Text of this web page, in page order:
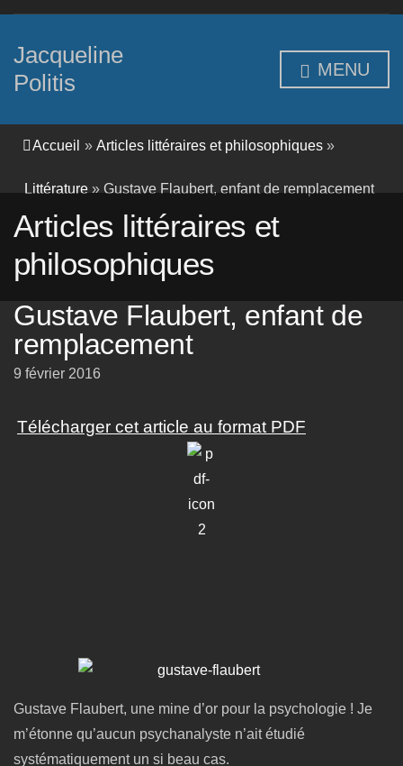
Jacqueline
Politis
MENU
Accueil » Articles littéraires et philosophiques »
Littérature » Gustave Flaubert, enfant de remplacement
Articles littéraires et
philosophiques
Gustave Flaubert, enfant de
remplacement
9 février 2016
Télécharger cet article au format PDF
Gustave Flaubert, une mine d’or pour la psychologie ! Je
m’étonne qu’aucun psychanalyste n’ait étudié
systématiquement un si beau cas.